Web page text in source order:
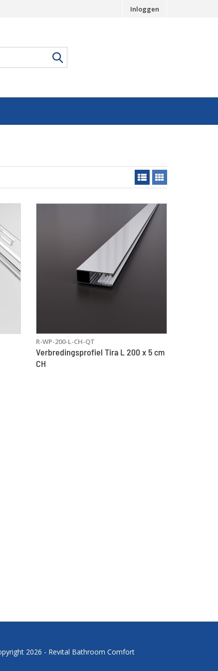
Inloggen
Verbredingsprofiel Tira L 200 x 5 cm
CH
R-WP-200-L-CH-QT
2026 - Revital Bathroom Comfort